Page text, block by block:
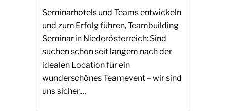
Seminarhotels und Teams entwickeln
und zum Erfolg führen, Teambuilding
Seminar in Niederösterreich: Sind
suchen schon seit langem nach der
idealen Location für ein
wunderschönes Teamevent – wir sind
uns sicher,…